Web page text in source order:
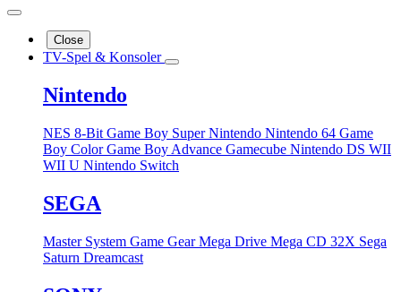
Close
TV-Spel & Konsoler
Nintendo
NES 8-Bit Game Boy Super Nintendo Nintendo 64 Game
Boy ColorGame Boy Advance Gamecube Nintendo DS WII
WII U Nintendo Switch
SEGA
Master System Game GearMega Drive Mega CD 32X Sega
Saturn Dreamcast